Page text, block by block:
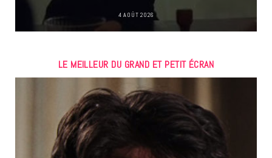
4 AOÛT 2026
LE MEILLEUR DU GRAND ET PETIT ÉCRAN